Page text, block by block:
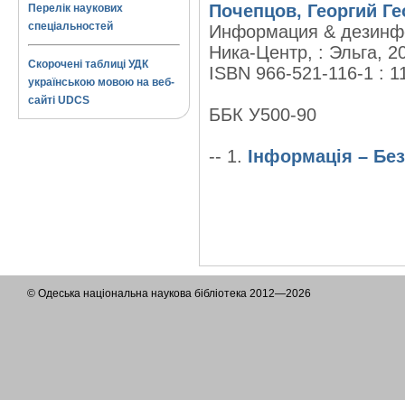
Перелік наукових
спеціальностей
Скорочені таблиці УДК
українською мовою на веб-
сайті UDCS
Почепцов, Георгий
Информация &
Ника-Центр, : Эльга,
ISBN 966-521-116-1 :
ББК У500-90
-- 1. Інформація –
© Одеська національна наукова бібліотека 2012—2026